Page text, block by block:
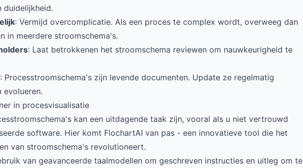
duidelijkheid.
: Vermijd overcomplicatie. Als een proces te complex wordt, overweeg dan
in meerdere stroomschema's.
: Laat betrokkenen het stroomschema reviewen om nauwkeurigheid te
: Processtroomschema's zijn levende documenten. Update ze regelmatig
evolueren.
in procesvisualisatie
kan een uitdagende taak zijn, vooral als u niet vertrouwd
software. Hier komt FlochartAI van pas - een innovatieve tool die het
van stroomschema's revolutioneert.
van geavanceerde taalmodellen om geschreven instructies en uitleg om te